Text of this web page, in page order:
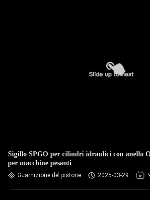
Sigillo SPGO per cilindri idraulici con anello
per macchine pesanti
Guarnizione del pistone 2025-03-29